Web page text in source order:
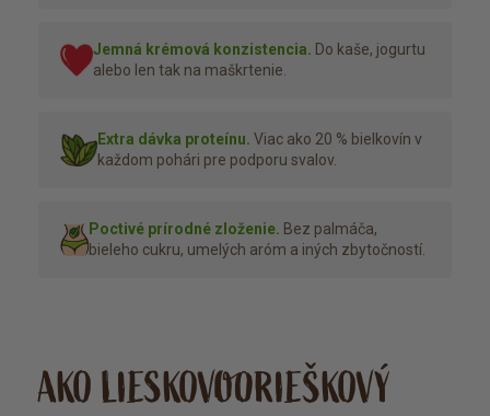
Jemná krémová konzistencia. Do kaše, jogurtu
alebo len tak na maškrtenie.
Extra dávka proteínu. Viac ako 20 % bielkovín v
každom pohári pre podporu svalov.
Poctivé prírodné zloženie. Bez palmáča,
bieleho cukru, umelých aróm a iných zbytočností.
AKO LIESKOVOORIEŠKOVÝ